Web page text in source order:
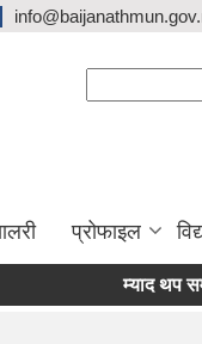
प्रोफाइल
म्याद थप